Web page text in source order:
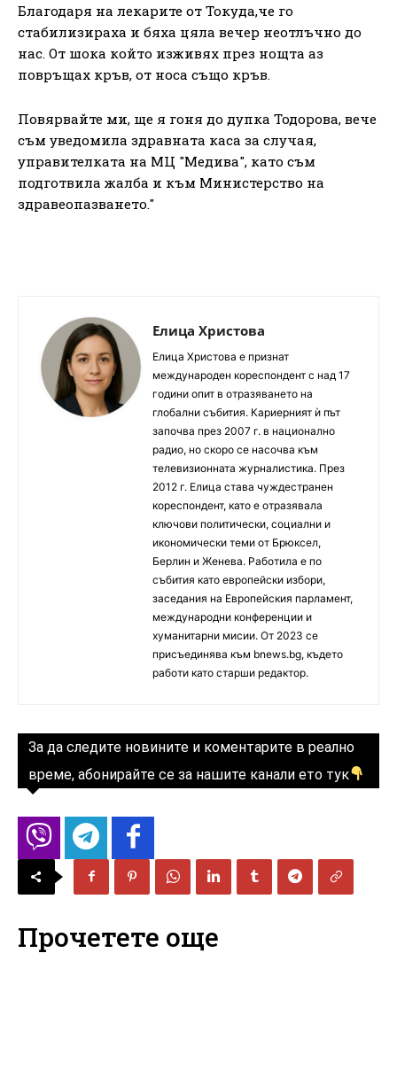
Благодаря на лекарите от Токуда,че го
стабилизираха и бяха цяла вечер неотлъчно до
нас. От шока който изживях през нощта аз
повръщах кръв, от носа също кръв.
Повярвайте ми, ще я гоня до дупка Тодорова, вече
съм уведомила здравната каса за случая,
управителката на МЦ "Медива", като съм
подготвила жалба и към Министерство на
здравеопазването."
Елица Христова
Елица Христова е признат
международен кореспондент с над 17
години опит в отразяването на
глобални събития. Кариерният ѝ път
започва през 2007 г. в национално
радио, но скоро се насочва към
телевизионната журналистика. През
2012 г. Елица става чуждестранен
кореспондент, като е отразявала
ключови политически, социални и
икономически теми от Брюксел,
Берлин и Женева. Работила е по
събития като европейски избори,
заседания на Европейския парламент,
международни конференции и
хуманитарни мисии. От 2023 се
присъединява към bnews.bg, където
работи като старши редактор.
За да следите новините и коментарите в реално
време, абонирайте се за нашите канали ето тук
Прочетете още